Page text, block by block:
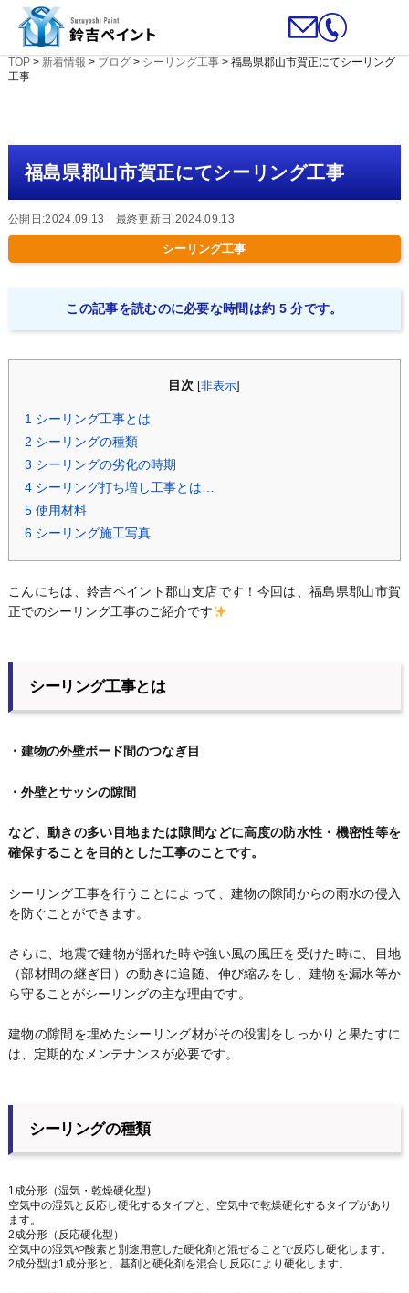
TOP> 新着情報 > ブログ> シーリング工事> 福島県郡山市賀正にてシーリング
工事
福島県郡山市賀正にてシーリング工事
公開日:2024.09.13 最終更新日:2024.09.13
シーリング工事
この記事を読むのに必要な時間は約 5 分です。
目次 [非表示
1 シーリング工事とは
2 シーリングの種類
3 シーリングの劣化の時期
4シーリング打ち増し工事とは…
5使用材料
6シーリング施工写真
こんにちは、鈴吉ペイント郡山支店です！今回は、福島県郡山市賀
正でのシーリング工事のご紹介です
シーリング工事とは
・建物の外壁ボード間のつなぎ目
・外壁とサッシの隙間
など、動きの多い目地または隙間などに高度の防水性・機密性等を
確保することを目的とした工事のことです。
シーリング工事を行うことによって、建物の隙間からの雨水の侵入
を防ぐことができます。
さらに、地震で建物が揺れた時や強い風の風圧を受けた時に、目地
（部材間の継ぎ目）の動きに追随、伸び縮みをし、建物を漏水等か
ら守ることがシーリングの主な理由です。
建物の隙間を埋めたシーリング材がその役割をしっかりと果たすに
は、定期的なメンテナンスが必要です。
シーリングの種類
1成分形（湿気・乾燥硬化型）
空気中の湿気と反応し硬化するタイプと、空気中で乾燥硬化するタイプがあり
ます。
2成分形（反応硬化型）
空気中の湿気や酸素と別途用意した硬化剤と混ぜることで反応し硬化します。
2成分型は1成分形と、基剤と硬化剤を混合し反応により硬化します。